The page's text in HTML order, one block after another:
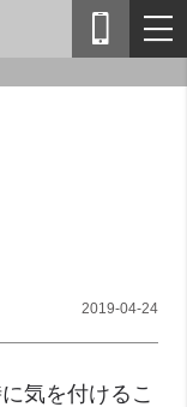
2019-04-24
気を付けるこ